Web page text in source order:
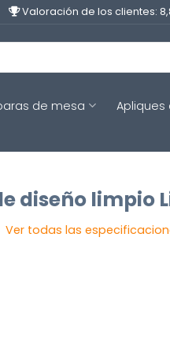
Valoración de los clientes:
de mesa
diseño limpio
Ver todas las